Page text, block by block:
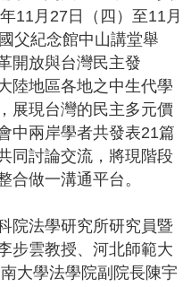
11月27日（四）至11月
父紀念館中山講堂舉
開放與台灣民主發
陸地區各地之中生代學
展現台灣的民主多元價
中兩岸學者共發表21篇
同討論交流，將現階段
合做一溝通平台。
法學研究所研究員暨
步雲教授、河北師範大
大學法學院副院長陳宇